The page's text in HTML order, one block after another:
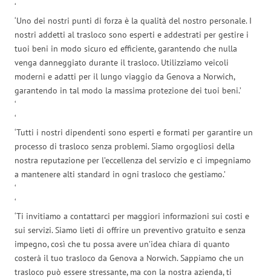
‘
‘Uno dei nostri punti di forza è la qualità del nostro personale. I
nostri addetti al trasloco sono esperti e addestrati per gestire i
tuoi beni in modo sicuro ed efficiente, garantendo che nulla
venga danneggiato durante il trasloco. Utilizziamo veicoli
moderni e adatti per il lungo viaggio da Genova a Norwich,
garantendo in tal modo la massima protezione dei tuoi beni.’
‘
‘
‘Tutti i nostri dipendenti sono esperti e formati per garantire un
processo di trasloco senza problemi. Siamo orgogliosi della
nostra reputazione per l’eccellenza del servizio e ci impegniamo
a mantenere alti standard in ogni trasloco che gestiamo.’
‘
‘
‘Ti invitiamo a contattarci per maggiori informazioni sui costi e
sui servizi. Siamo lieti di offrire un preventivo gratuito e senza
impegno, così che tu possa avere un’idea chiara di quanto
costerà il tuo trasloco da Genova a Norwich. Sappiamo che un
trasloco può essere stressante, ma con la nostra azienda, ti